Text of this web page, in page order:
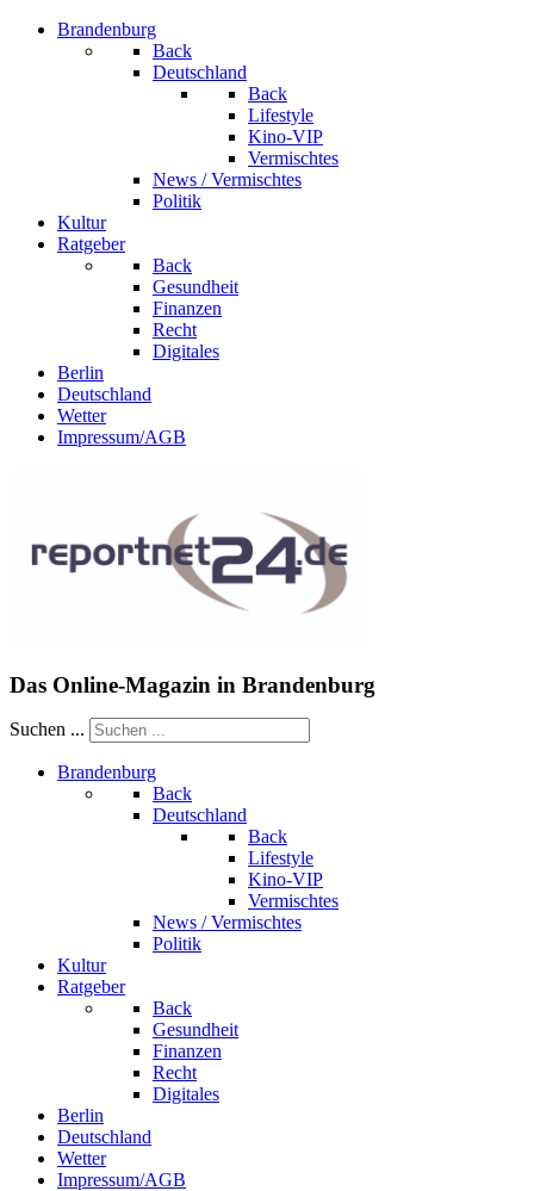
Brandenburg
Back
Deutschland
Back
Lifestyle
Kino-VIP
Vermischtes
News / Vermischtes
Politik
Kultur
Ratgeber
Back
Gesundheit
Finanzen
Recht
Digitales
Berlin
Deutschland
Wetter
Impressum/AGB
Das Online-Magazin in Brandenburg
Suchen ...
Brandenburg
Back
Deutschland
Back
Lifestyle
Kino-VIP
Vermischtes
News / Vermischtes
Politik
Kultur
Ratgeber
Back
Gesundheit
Finanzen
Recht
Digitales
Berlin
Deutschland
Wetter
Impressum/AGB